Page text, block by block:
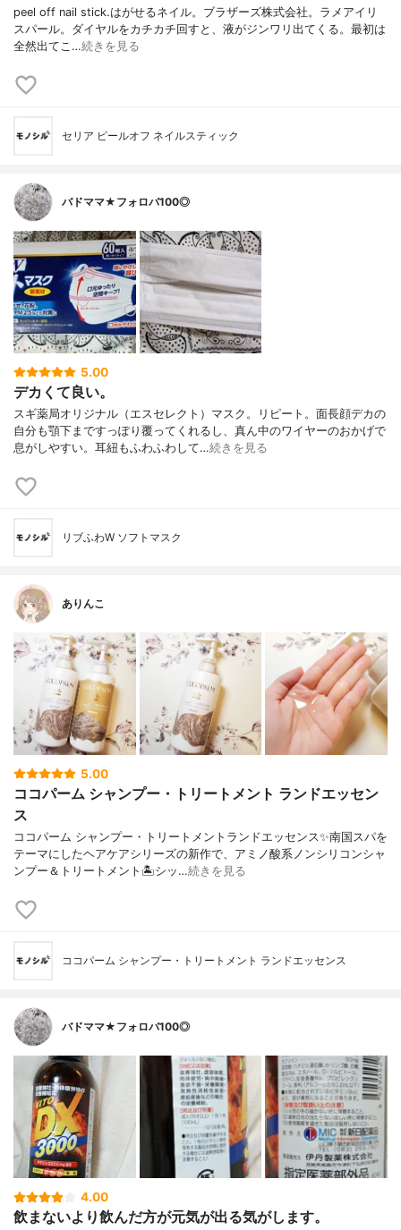
peel off nail stick.はがせるネイル。ブラザーズ株式会社。ラメアイリ
スパール。ダイヤルをカチカチ回すと、液がジンワリ出てくる。最初は
全然出てこ…続きを見る
セリア ピールオフ ネイルスティック
バドママ★フォロバ100◎
5.00
デカくて良い。
スギ薬局オリジナル（エスセレクト）マスク。リピート。面長顔デカの
自分も顎下まですっぽり覆ってくれるし、真ん中のワイヤーのおかげで
息がしやすい。耳紐もふわふわして…続きを見る
リブふわW ソフトマスク
ありんこ
5.00
ココパーム シャンプー・トリートメント ランドエッセン
ス
ココパーム シャンプー・トリートメントランドエッセンス✨南国スパを
テーマにしたヘアケアシリーズの新作で、アミノ酸系ノンシリコンシャ
ンプー＆トリートメント🏝️シッ…続きを見る
ココパーム シャンプー・トリートメント ランドエッセンス
バドママ★フォロバ100◎
4.00
飲まないより飲んだ方が元気が出る気がします。